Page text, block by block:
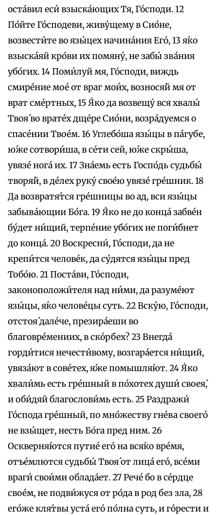
оста́вил eси́ взыска́ющих Тя, Го́споди. 12
По́йте Го́сподеви, живу́щему в Сио́не,
возвести́те во язы́цех начина́ния Его́, 13 я́ко
взыска́яй кро́ви их помяну́, не забы́ зва́ния
убо́гих. 14 Поми́луй мя, Го́споди, виждь
смире́ние мое́ от враг мои́х, вознося́й мя от
врат сме́ртных, 15 Я́ко да возвещу́ вся хвалы́
Твоя́ во врате́х дще́ре Сио́ни, возра́дуемся о
спасе́нии Твое́м. 16 Углебо́ша язы́цы в па́губе,
ю́же сотвори́ша, в се́ти сей, ю́же скры́ша,
увязе́ нога́ их. 17 Зна́емь eсть Госпо́дь судьбы́
творя́й, в де́лех руку́ своéю увязе́ гре́шник. 18
Да возвратя́тся гре́шницы во ад, вси язы́цы
забыва́ющии Бо́га. 19 Я́ко не до конца́ забве́н
бу́дет ни́щий, терпе́ние убо́гих не поги́бнет
до конца́. 20 Воскресни́, Го́споди, да не
крепи́тся челове́к, да су́дятся язы́цы пред
Тобо́ю. 21 Поста́ви, Го́споди,
законоположи́теля над ни́ми, да разуме́ют
язы́цы, я́ко челове́цы суть. 22 Вску́ю, Го́споди,
отстоя́ дале́че, презира́еши во
благовре́мениих, в ско́рбех? 23 Внегда́
горди́тися нечести́вому, возгара́ется ни́щий,
увяза́ют в сове́тех, я́же помышля́ют. 24 Я́ко
хвали́мь eсть гре́шный в по́хотех души́ своея́,
и оби́дяй благослови́мь eсть. 25 Раздражи́
Го́спода гре́шный, по мно́жеству гне́ва своего́
не взы́щет, несть Бо́га пред ним. 26
Оскверня́ются путие́ eго́ на вся́ко вре́мя,
отъе́млются судьбы́ Твоя́ от лица́ eго́, все́ми
враги́ свои́ми облада́ет. 27 Рече́ бо в се́рдце
свое́м, не подви́жуся от ро́да в род без зла, 28
eго́же кля́твы уста́ eго́ по́лна суть, и го́рести и